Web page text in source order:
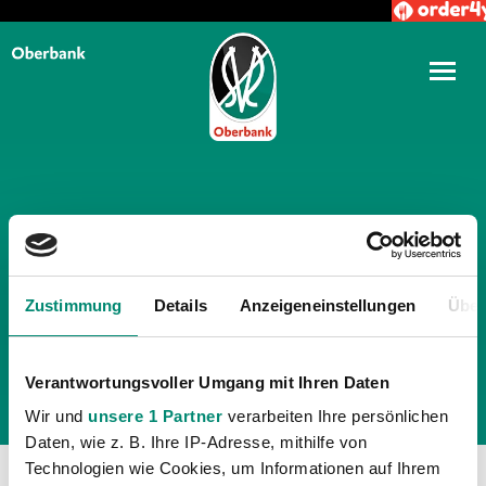
Zustimmung Details Anzeigeneinstellungen
Verantwortungsvoller Umgang mit Ihren Daten
Wir und unsere 1 Partner verarbeiten Ihre persönlichen
Daten, wie z. B. Ihre IP-Adresse, mithilfe von
Technologien wie Cookies, um Informationen auf Ihrem
TÄGLICHE ARCHIVE:
14.
JULI 2012